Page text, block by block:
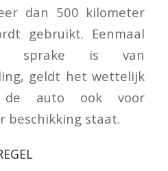
dan 500 kilometer
gebruikt. Eenmaal
sprake is van
geldt het wettelijk
de auto ook voor
beschikking staat.